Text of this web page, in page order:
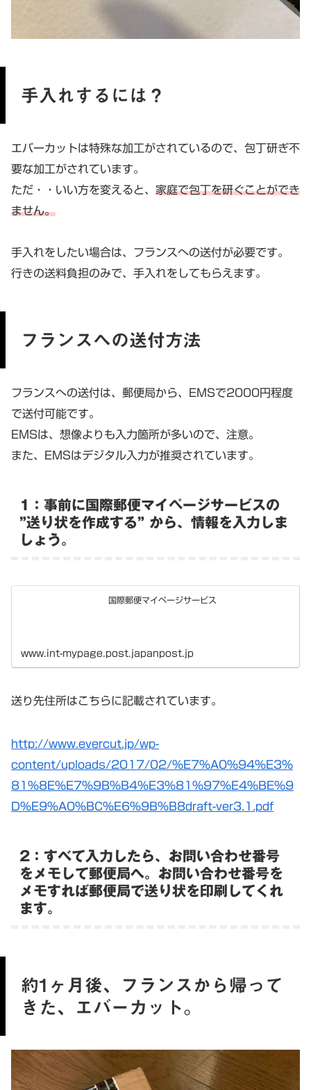
手入れするには？
エバーカットは特殊な加工がされているので、包丁研ぎ不
要な加工がされています。
ただ・・いい方を変えると、 家庭で包丁を研ぐことができ
ません。
手入れをしたい場合は、フランスへの送付が必要です。
行きの送料負担のみで、手入れをしてもらえます。
フランスへの送付方法
フランスへの送付は、郵便局から、EMSで2000円程度
で送付可能です。
EMSは、想像よりも入力箇所が多いので、注意。
また、EMSはデジタル入力が推奨されています。
1：事前に国際郵便マイページサービスの
”送り状を作成する” から、情報を入力しま
しょう。
国際郵便マイページサービス
www.int-mypage.post.japanpost.jp
送り先住所はこちらに記載されています。
http://www.evercut.jp/wp-
content/uploads/2017/02/%E7%A0%94%E3%
81%8E%E7%9B%B4%E3%81%97%E4%BE%9
D%E9%A0%BC%E6%9B%B8draft-ver3.1.pdf
2：すべて入力したら、お問い合わせ番号
をメモして郵便局へ。お問い合わせ番号を
メモすれば郵便局で送り状を印刷してくれ
ます。
約1ヶ月後、フランスから帰って
きた、エバーカット。